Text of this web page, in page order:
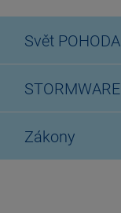
Svět POHODA
STORMWARE
Zákony